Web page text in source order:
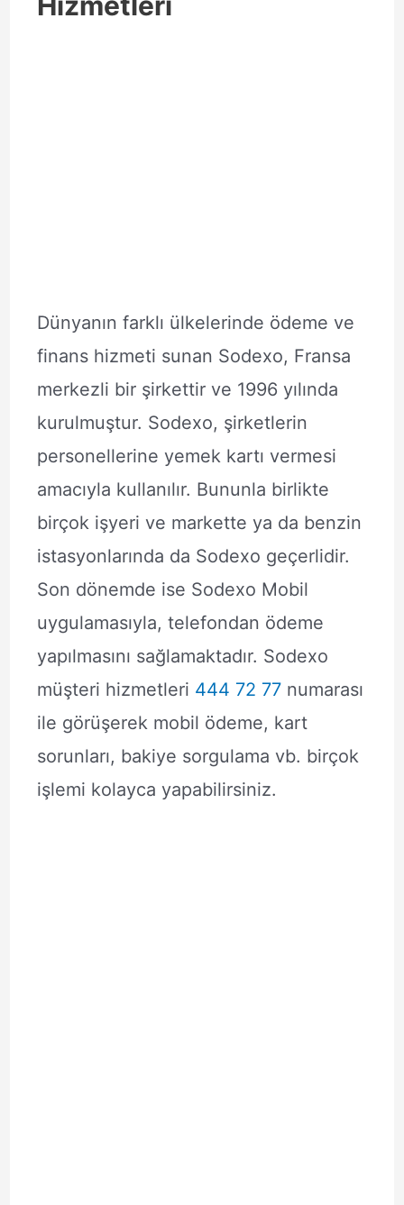
Dünyanın farklı ülkelerinde ödeme ve
finans hizmeti sunan Sodexo, Fransa
merkezli bir şirkettir ve 1996 yılında
kurulmuştur. Sodexo, şirketlerin
personellerine yemek kartı vermesi
amacıyla kullanılır. Bununla birlikte
birçok işyeri ve markette ya da benzin
istasyonlarında da Sodexo geçerlidir.
Son dönemde ise Sodexo Mobil
uygulamasıyla, telefondan ödeme
yapılmasını sağlamaktadır. Sodexo
müşteri hizmetleri 444 72 77numarası
ile görüşerek mobil ödeme, kart
sorunları, bakiye sorgulama vb. birçok
işlemi kolayca yapabilirsiniz.